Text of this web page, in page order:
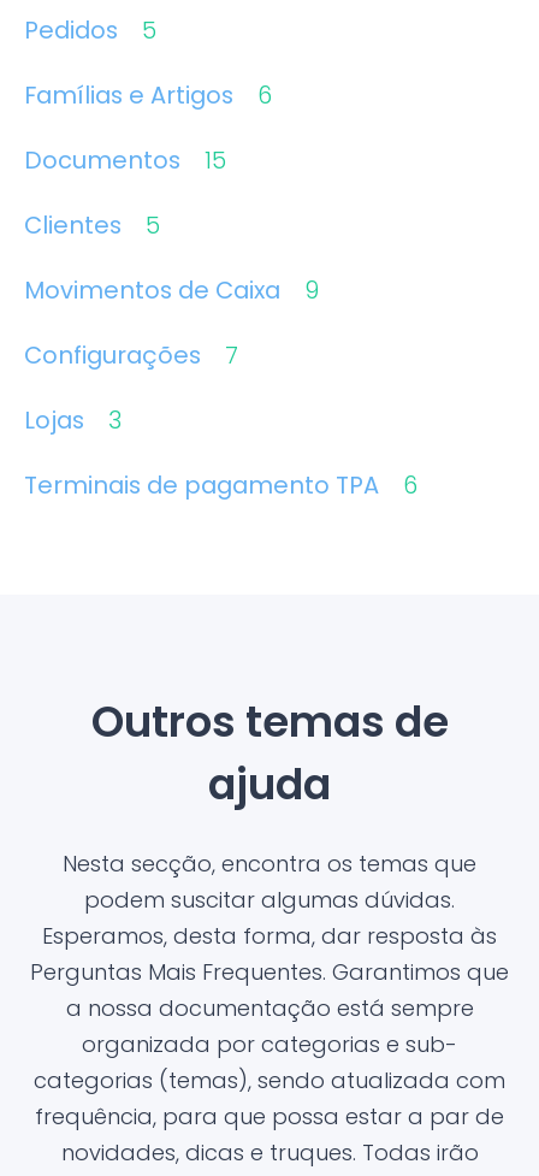
Pedidos
5
Famílias e Artigos
6
Documentos
15
Clientes
5
Movimentos de Caixa
9
Configurações
7
Lojas
3
Terminais de pagamento TPA
6
Outros temas de
ajuda
Nesta secção, encontra os temas que
podem suscitar algumas dúvidas.
Esperamos, desta forma, dar resposta às
Perguntas Mais Frequentes. Garantimos que
a nossa documentação está sempre
organizada por categorias e sub-
categorias (temas), sendo atualizada com
frequência, para que possa estar a par de
novidades, dicas e truques. Todas irão